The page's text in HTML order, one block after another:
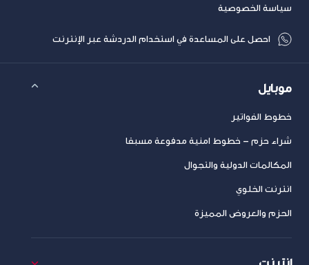
سياسة الخصوصية
احصل على المساعدة في استخدام الدردشة عبر الإنترنت
موبايل
خطوط الفواتير
شراء حزم – خطوط امنية مدفوعة مسبقا
المكالمات الدولية والتجوال
انترنت الخلوي
الحزم والعروض المميزة